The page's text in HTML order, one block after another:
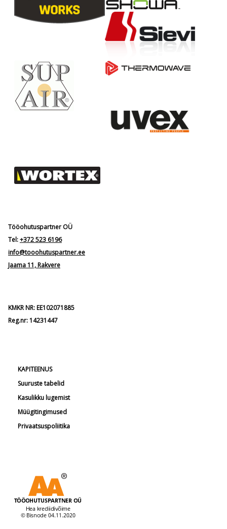
Tööohutuspartner OÜ
Tel:+372 523 6196
info@tooohutuspartner.ee
Jaama 11, Rakvere
KMKR NR: EE102071885
Reg.nr: 14231447
KAPITEENUS
Suuruste tabelid
Kasulikku lugemist
Müügitingimused
Privaatsuspoliitika